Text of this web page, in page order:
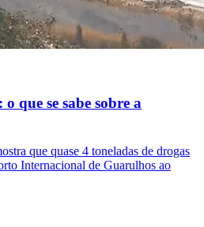
que se sabe sobre a
que quase 4 toneladas de drogas
Internacional de Guarulhos ao